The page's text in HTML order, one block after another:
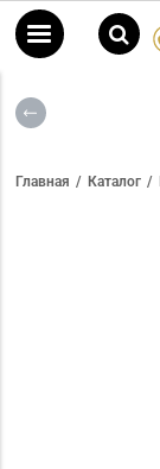
Главная Каталог